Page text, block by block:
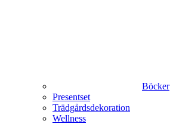
Böcker
Presentset
Trädgårdsdekoration
Wellness